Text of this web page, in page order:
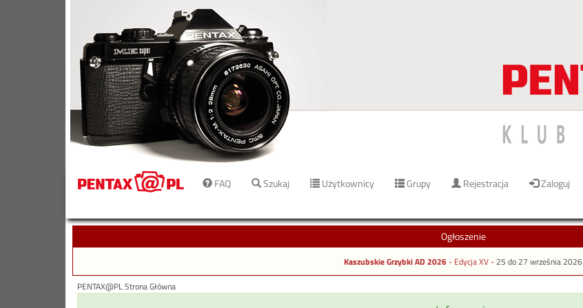
FAQ Szukaj Użytkownicy Grupy Rejestracja Zaloguj
Ogłoszenie
Kaszubskie Grzybki AD 2026- Edycja XV -25 do 27 września 2026
PENTAX@PL Strona Główna